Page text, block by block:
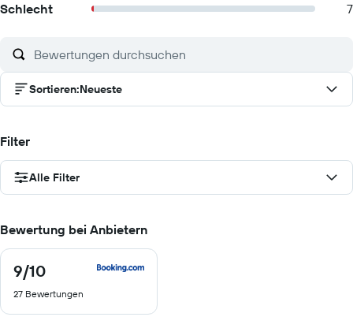
Schlecht
7
Sortieren:Neueste
Filter
Alle Filter
Bewertung bei Anbietern
9/10
9
von
10
27 Bewertungen